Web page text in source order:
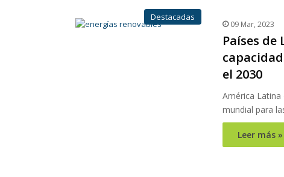
Destacadas
09 Mar, 2023
Países
el 2030
América Latina
mundial para
Leer más »